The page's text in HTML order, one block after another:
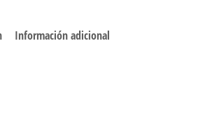
Información adicional